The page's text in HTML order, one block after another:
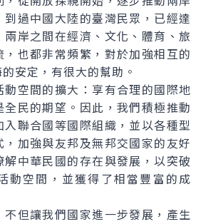
過中國大陸的臺灣民眾，已經達
岸之間在經濟、文化、體育、旅
也都非常頻繁，對於加強相互的
安定，有很大的幫助。
空間的擴大：享有合理的國際地
民的期望。因此，我們積極推動
入聯合國等國際組織，並以各種型
加強與友邦及無邦交國家的友好
解中華民國的存在與發展，以突破
動空間，並獲得了相當豐富的成
但讓我們國家進一步發展，產生